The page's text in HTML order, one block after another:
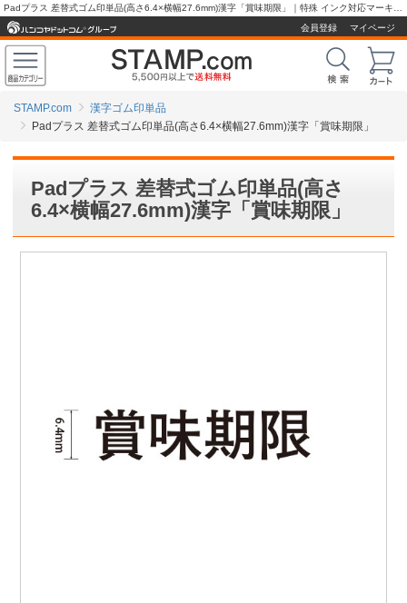
会員登録
マイページ
STAMP.com
漢字ゴム印単品
Padプラス 差替式ゴム印単品(高さ6.4×横幅27.6mm)漢字「賞味期限」
Padプラス 差替式ゴム印単品(高さ
6.4×横幅27.6mm)漢字「賞味期限」